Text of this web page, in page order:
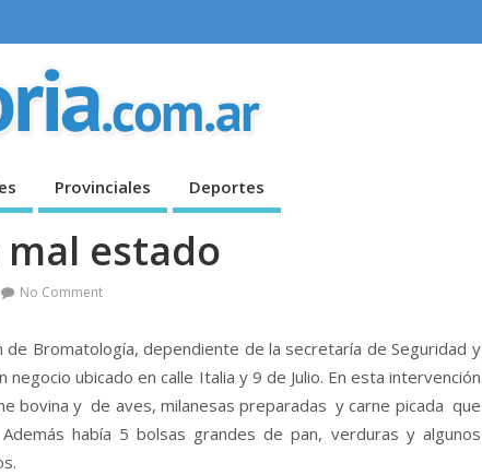
Provinciales Deportes
estado
No Comment
Bromatología, dependiente de la secretaría de Seguridad y
ubicado en calle Italia y 9 de Julio. En esta intervención
bovina y de aves, milanesas preparadas y carne picada que
había 5 bolsas grandes de pan, verduras y algunos